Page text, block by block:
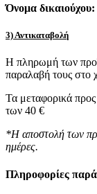
Όνομα δικαιούχου:
3) Αντικαταβολή
Η πληρωμή των
παραλαβή τους στο
Τα μεταφορικά
των 40 €
*Η αποστολή των
ημέρες.
Πληροφορίες